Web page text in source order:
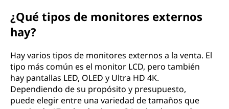
¿Qué tipos de monitores externos
hay?
Hay varios tipos de monitores externos a la venta. El
tipo más común es el monitor LCD, pero también
hay pantallas LED, OLED y Ultra HD 4K.
Dependiendo de su propósito y presupuesto,
puede elegir entre una variedad de tamaños que